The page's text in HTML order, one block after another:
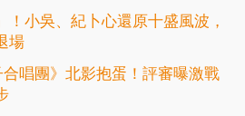
！小吳、紀卜心還原十盛風波，
場
唱團》北影抱蛋！評審曝激戰